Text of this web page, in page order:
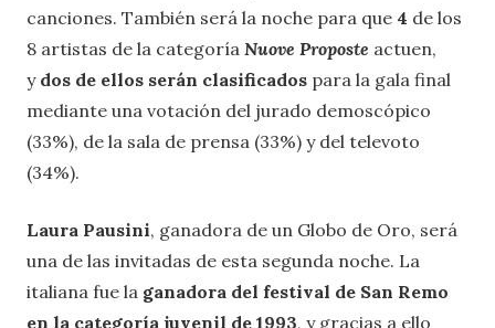
canciones. También será la noche para que 4 de los
8 artistas de la categoría Nuove Proposte actuen,
y dos de ellos serán clasificados para la gala final
mediante una votación del jurado demoscópico
(33%), de la sala de prensa (33%) y del televoto
(34%).
Laura Pausini, ganadora de un Globo de Oro, será
una de las invitadas de esta segunda noche. La
italiana fue la ganadora del festival de San Remo
en la categoría juvenil de 1993, y gracias a ello